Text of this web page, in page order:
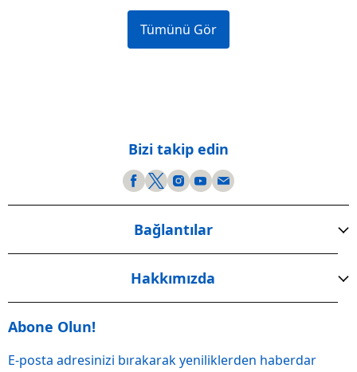
Tümünü Gör
Bizi takip edin
Bağlantılar
Hakkımızda
Abone Olun!
E-posta adresinizi bırakarak yeniliklerden haberdar